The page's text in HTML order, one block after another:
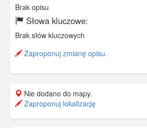
Brak opisu
Słowa kluczowe:
Brak słów kluczowych
Zaproponuj zmianę opisu.
Nie dodano do mapy.
Zaproponuj lokalizację